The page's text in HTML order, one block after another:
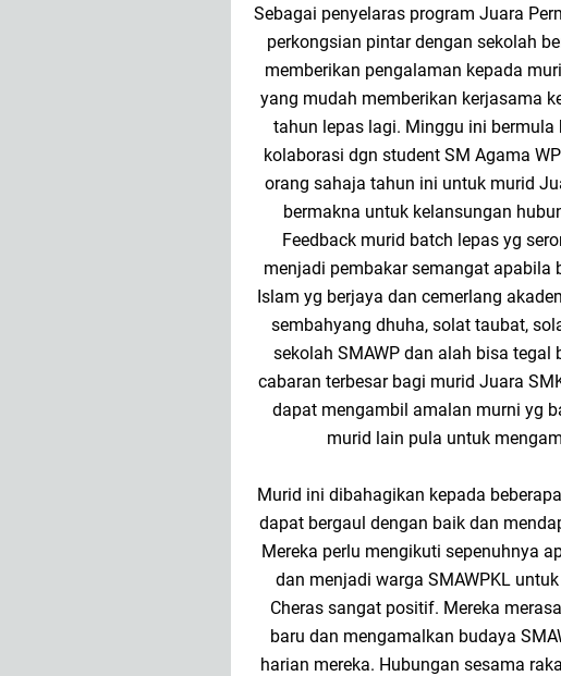
Sebagai penyelaras program Juara
perkongsian pintar dengan sekolah
memberikan pengalaman kepada
yang mudah memberikan kerjasama
tahun lepas lagi. Minggu ini
kolaborasi dgn student SM Agama
orang sahaja tahun ini untuk murid
bermakna untuk kelansungan
Feedback murid batch lepas yg
menjadi pembakar semangat apabila
Islam yg berjaya dan cemerlang
sembahyang dhuha, solat taubat,
sekolah SMAWP dan alah bisa
cabaran terbesar bagi murid Juara
dapat mengambil amalan murni yg
murid lain pula untuk
Murid ini dibahagikan kepada
dapat bergaul dengan baik dan
Mereka perlu mengikuti sepenuhnya
dan menjadi warga SMAWPKL
Cheras sangat positif. Mereka
baru dan mengamalkan budaya
harian mereka. Hubungan sesama